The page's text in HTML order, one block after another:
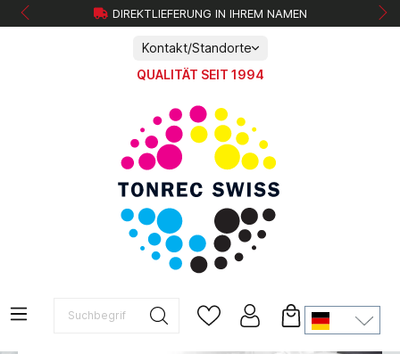
DIREKTLIEFERUNG IN IHREM NAMEN
Kontakt/Standorte
QUALITÄT SEIT 1994